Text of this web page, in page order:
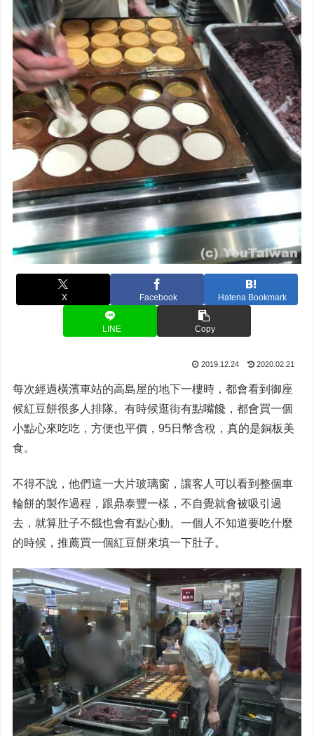
X Facebook Hatena Bookmark
LINE Copy
2019.12.24 2020.02.21
每次經過橫濱車站的高島屋的地下一樓時，都會看到御座
候紅豆餅很多人排隊。有時候逛街有點嘴饞，都會買一個
小點心來吃吃，方便也平價，95日幣含稅，真的是銅板美
食。
不得不說，他們這一大片玻璃窗，讓客人可以看到整個車
輪餅的製作過程，跟鼎泰豐一樣，不自覺就會被吸引過
去，就算肚子不餓也會有點心動。一個人不知道要吃什麼
的時候，推薦買一個紅豆餅來填一下肚子。